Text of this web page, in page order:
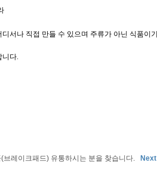
서나 직접 만들 수 있으며 주류가 아닌 식품이기
니다.
브레이크패드) 유통하시는 분을 찾습니다. Next